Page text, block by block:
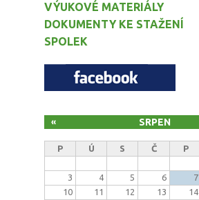
VÝUKOVÉ MATERIÁLY
DOKUMENTY KE STAŽENÍ
SPOLEK
SRPEN
«
P Ú S Č P
3
4 5 6 7
10
11 12 13 14